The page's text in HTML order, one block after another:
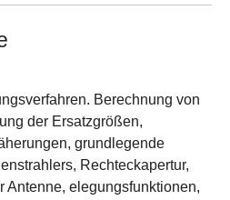
Berechnung von
der Ersatzgrößen,
grundlegende
Rechteckapertur,
Antenne, elegungsfunktionen,